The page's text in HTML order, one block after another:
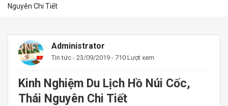
Nguyên Chi Tiết
Administrator
Tin tức - 23/09/2019 - 710 Lượt xem
Kinh Nghiệm Du Lịch Hồ Núi Cốc,
Thái Nguyên Chi Tiết